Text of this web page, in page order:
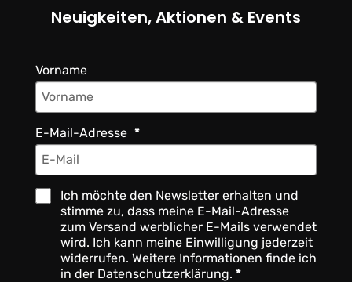
Neuigkeiten, Aktionen & Events
Vorname
E-Mail-Adresse
Ich möchte den Newsletter erhalten und
stimme zu, dass meine E-Mail-Adresse
zum Versand werblicher E-Mails verwendet
wird. Ich kann meine Einwilligung jederzeit
widerrufen. Weitere Informationen finde ich
in der Datenschutzerklärung.